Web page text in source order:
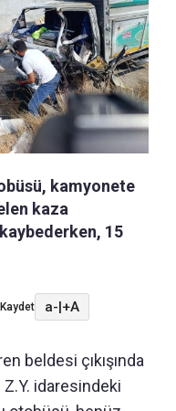
kamyonete
kaza
15
Kaydet a-|+A
beldesi çıkışında
idaresindeki